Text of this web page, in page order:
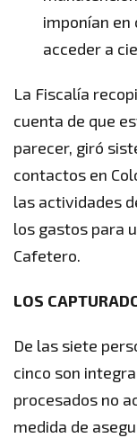
imponían en
acceder a
La Fiscalía
cuenta de que
parecer, giró
contactos en
las actividades
los gastos para
Cafetero.
LOS
De las siete
cinco son
procesados no
medida de